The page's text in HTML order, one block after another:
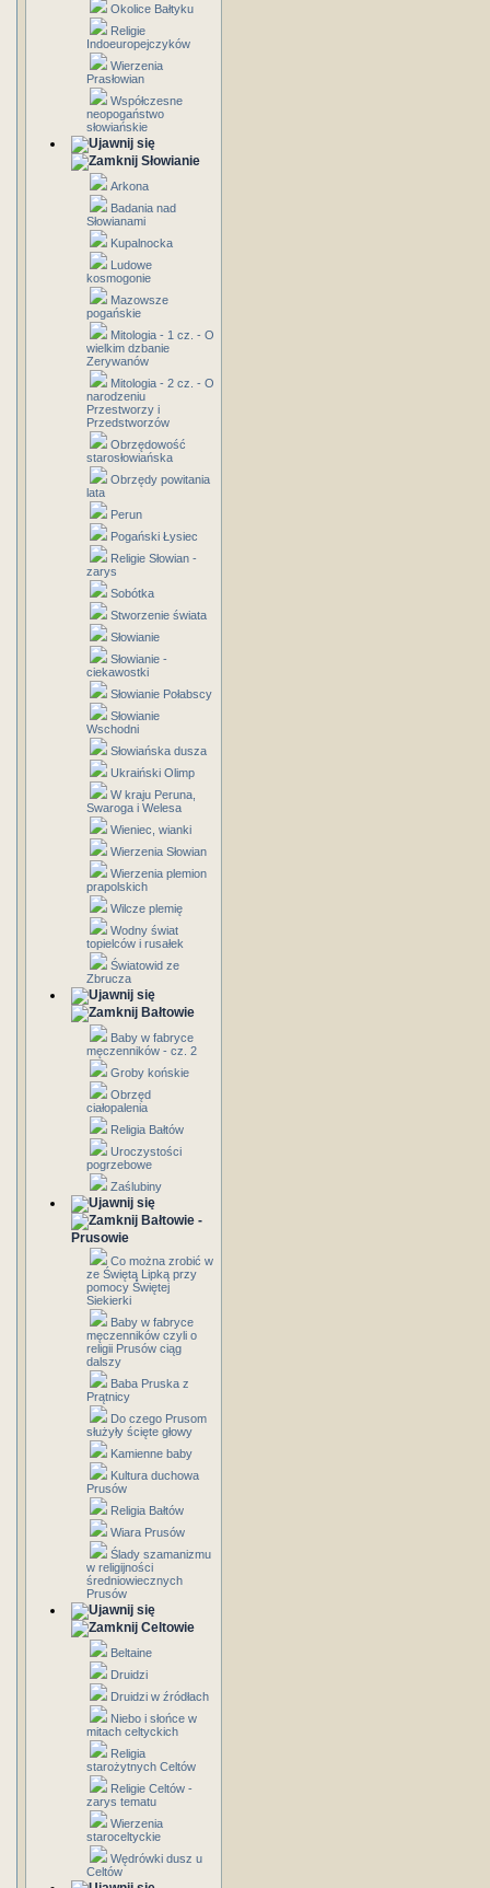
Okolice Bałtyku
Religie
Indoeuropejczyków
Wierzenia
Prasłowian
Współczesne
neopogaństwo
słowiańskie
Słowianie
Arkona
Badania nad
Słowianami
Kupalnocka
Ludowe
kosmogonie
Mazowsze
pogańskie
Mitologia - 1 cz. - O
wielkim dzbanie
Zerywanów
Mitologia - 2 cz. - O
narodzeniu
Przestworzy i
Przedstworzów
Obrzędowość
starosłowiańska
Obrzędy powitania
lata
Perun
Pogański Łysiec
Religie Słowian -
zarys
Sobótka
Stworzenie świata
Słowianie
Słowianie -
ciekawostki
Słowianie Połabscy
Słowianie
Wschodni
Słowiańska dusza
Ukraiński Olimp
W kraju Peruna,
Swaroga i Welesa
Wieniec, wianki
Wierzenia Słowian
Wierzenia plemion
prapolskich
Wilcze plemię
Wodny świat
topielców i rusałek
Światowid ze
Zbrucza
Bałtowie
Baby w fabryce
męczenników - cz. 2
Groby końskie
Obrzęd
ciałopalenia
Religia Bałtów
Uroczystości
pogrzebowe
Zaślubiny
Bałtowie -
Prusowie
Co można zrobić w
ze Świętą Lipką przy
pomocy Świętej
Siekierki
Baby w fabryce
męczenników czyli o
religii Prusów ciąg
dalszy
Baba Pruska z
Prątnicy
Do czego Prusom
służyły ścięte głowy
Kamienne baby
Kultura duchowa
Prusów
Religia Bałtów
Wiara Prusów
Ślady szamanizmu
w religijności
średniowiecznych
Prusów
Celtowie
Beltaine
Druidzi
Druidzi w źródłach
Niebo i słońce w
mitach celtyckich
Religia
starożytnych Celtów
Religie Celtów -
zarys tematu
Wierzenia
staroceltyckie
Wędrówki dusz u
Celtów